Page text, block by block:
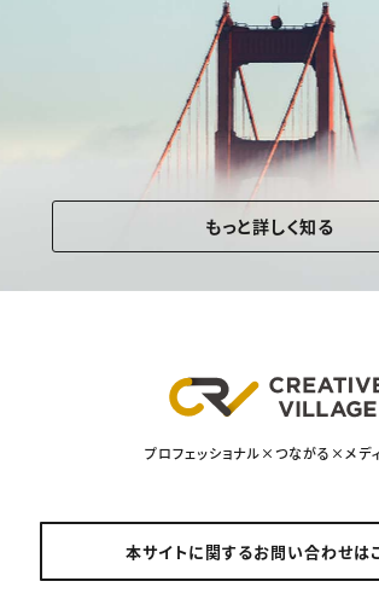
もっと詳しく知る
プロフェッショナル×つながる×メデ
本サイトに関するお問い合わせは